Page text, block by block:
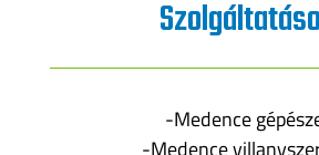
-Medence
-Medence